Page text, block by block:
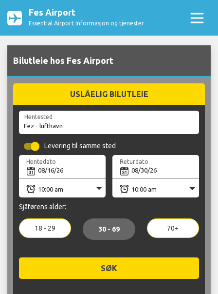
Fes Airport
Essential Airport Informasjon og tjenester
Bilutleie hos Fes Airport
USLÅELIG BILUTLEIE
Hentested
Levering til samme sted
Hentedato Returdato
Sjåførens alder:
18 - 29 30 - 69 70+
SØK